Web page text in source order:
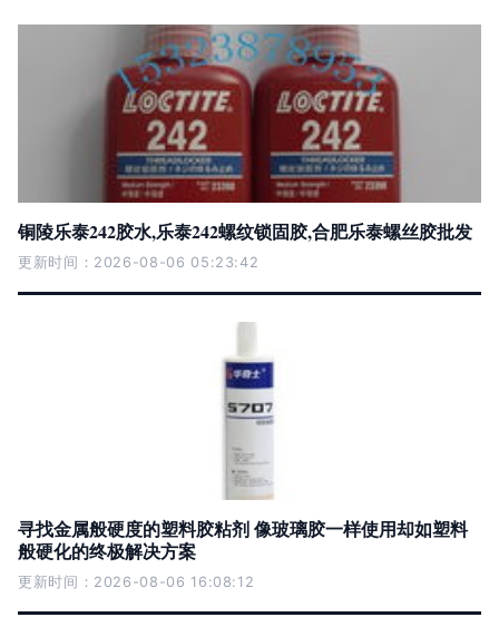
铜陵乐泰242胶水,乐泰242螺纹锁固胶,合肥乐泰螺丝胶批发
更新时间：2026-08-06 05:23:42
寻找金属般硬度的塑料胶粘剂 像玻璃胶一样使用却如塑料
般硬化的终极解决方案
更新时间：2026-08-06 16:08:12